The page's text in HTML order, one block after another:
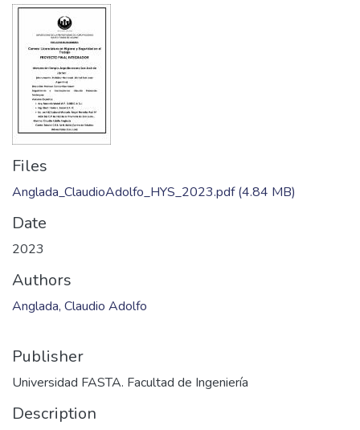
Statistics
Files
Anglada_ClaudioAdolfo_HYS_2023.pdf(4.84 MB)
Date
2023
Authors
Anglada, Claudio Adolfo
Publisher
Universidad FASTA. Facultad de Ingeniería
Description